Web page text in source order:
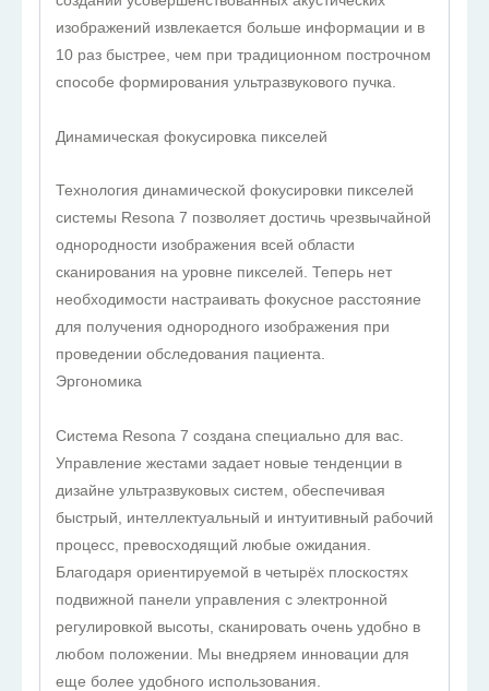
изображений извлекается больше информации и в
10 раз быстрее, чем при традиционном построчном
способе формирования ультразвукового пучка.
Динамическая фокусировка пикселей
Технология динамической фокусировки пикселей
системы Resona 7 позволяет достичь чрезвычайной
однородности изображения всей области
сканирования на уровне пикселей. Теперь нет
необходимости настраивать фокусное расстояние
для получения однородного изображения при
проведении обследования пациента.
Эргономика
Система Resona 7 создана специально для вас.
Управление жестами задает новые тенденции в
дизайне ультразвуковых систем, обеспечивая
быстрый, интеллектуальный и интуитивный рабочий
процесс, превосходящий любые ожидания.
Благодаря ориентируемой в четырёх плоскостях
подвижной панели управления с электронной
регулировкой высоты, сканировать очень удобно в
любом положении. Мы внедряем инновации для
еще более удобного использования.